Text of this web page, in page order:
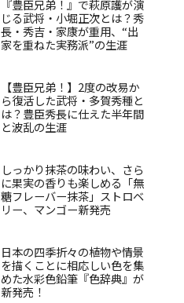
『豊臣兄弟！』で萩原護が演
じる武将・小堀正次とは？秀
長・秀吉・家康が重用、“出
家を重ねた実務派”の生涯
【豊臣兄弟！】2度の改易か
ら復活した武将・多賀秀種と
は？豊臣秀長に仕えた半年間
と波乱の生涯
しっかり抹茶の味わい、さら
に果実の香りも楽しめる「無
糖フレーバー抹茶」ストロベ
リー、マンゴー新発売
日本の四季折々の植物や情景
を描くことに相応しい色を集
めた水彩色鉛筆『色辞典』が
新発売！